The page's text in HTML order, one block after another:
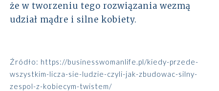
że w tworzeniu tego rozwiązania wezmą
udział mądre i silne kobiety.
Źródło: https://businesswomanlife.pl/kiedy-przede-
wszystkim-licza-sie-ludzie-czyli-jak-zbudowac-silny-
zespol-z-kobiecym-twistem/